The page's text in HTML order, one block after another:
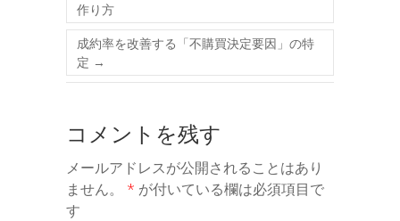
作り方
成約率を改善する「不購買決定要因」の特
定 →
コメントを残す
メールアドレスが公開されることはあり
ません。
* が付いている欄は必須項目で
す